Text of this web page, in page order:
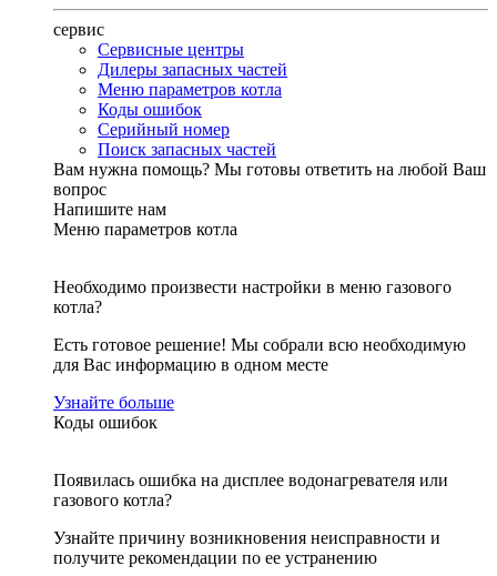
сервис
Сервисные центры
Дилеры запасных частей
Меню параметров котла
Коды ошибок
Серийный номер
Поиск запасных частей
Вам нужна помощь? Мы готовы ответить на любой Ваш
вопрос
Напишите нам
Меню параметров котла
Необходимо произвести настройки в меню газового
котла?
Есть готовое решение! Мы собрали всю необходимую
для Вас информацию в одном месте
Узнайте больше
Коды ошибок
Появилась ошибка на дисплее водонагревателя или
газового котла?
Узнайте причину возникновения неисправности и
получите рекомендации по ее устранению